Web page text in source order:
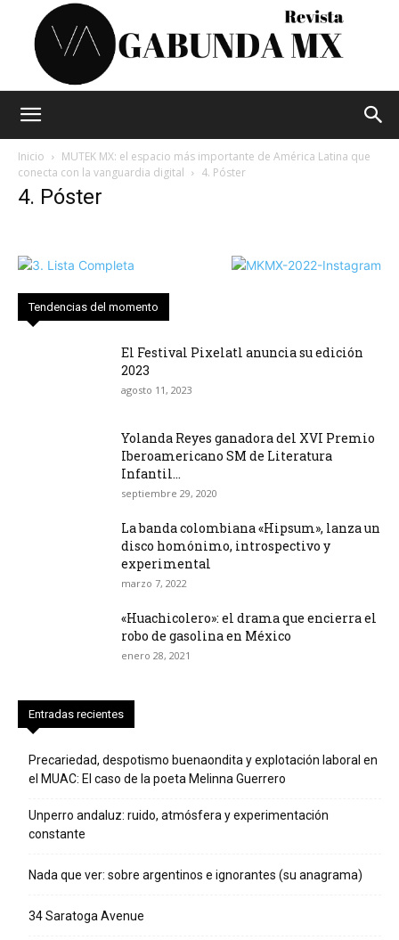
Inicio
MUTEK MX: el espacio más importante de América Latina que
conecta con la vanguardia digital
4. Póster
4. Póster
Tendencias del momento
El Festival Pixelatl anuncia su edición
2023
agosto 11, 2023
Yolanda Reyes ganadora del XVI Premio
Iberoamericano SM de Literatura
Infantil...
septiembre 29, 2020
La banda colombiana «Hipsum», lanza un
disco homónimo, introspectivo y
experimental
marzo 7, 2022
«Huachicolero»: el drama que encierra el
robo de gasolina en México
enero 28, 2021
Entradas recientes
Precariedad, despotismo buenaondita y explotación laboral en
el MUAC: El caso de la poeta Melinna Guerrero
Unperro andaluz: ruido, atmósfera y experimentación
constante
Nada que ver: sobre argentinos e ignorantes (su anagrama)
34 Saratoga Avenue